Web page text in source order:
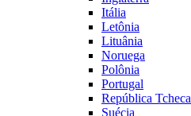
Itália
Letônia
Lituânia
Noruega
Polônia
Portugal
República Tcheca
Suécia